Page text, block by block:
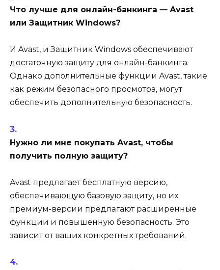
Что лучше для онлайн-банкинга — Avast
или Защитник Windows?
И Avast, и Защитник Windows обеспечивают
достаточную защиту для онлайн-банкинга.
Однако дополнительные функции Avast, такие
как режим безопасного просмотра, могут
обеспечить дополнительную безопасность.
Нужно ли мне покупать Avast, чтобы
получить полную защиту?
Avast предлагает бесплатную версию,
обеспечивающую базовую защиту, но их
премиум-версии предлагают расширенные
функции и повышенную безопасность. Это
зависит от ваших конкретных требований.